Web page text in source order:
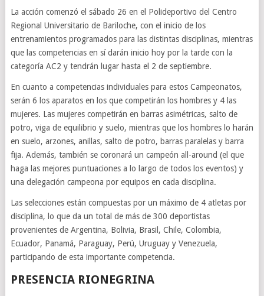
La acción comenzó el sábado 26 en el Polideportivo del Centro
Regional Universitario de Bariloche, con el inicio de los
entrenamientos programados para las distintas disciplinas, mientras
que las competencias en sí darán inicio hoy por la tarde con la
categoría AC2 y tendrán lugar hasta el 2 de septiembre.
En cuanto a competencias individuales para estos Campeonatos,
serán 6 los aparatos en los que competirán los hombres y 4 las
mujeres. Las mujeres competirán en barras asimétricas, salto de
potro, viga de equilibrio y suelo, mientras que los hombres lo harán
en suelo, arzones, anillas, salto de potro, barras paralelas y barra
fija. Además, también se coronará un campeón all-around (el que
haga las mejores puntuaciones a lo largo de todos los eventos) y
una delegación campeona por equipos en cada disciplina.
Las selecciones están compuestas por un máximo de 4 atletas por
disciplina, lo que da un total de más de 300 deportistas
provenientes de Argentina, Bolivia, Brasil, Chile, Colombia,
Ecuador, Panamá, Paraguay, Perú, Uruguay y Venezuela,
participando de esta importante competencia.
PRESENCIA RIONEGRINA